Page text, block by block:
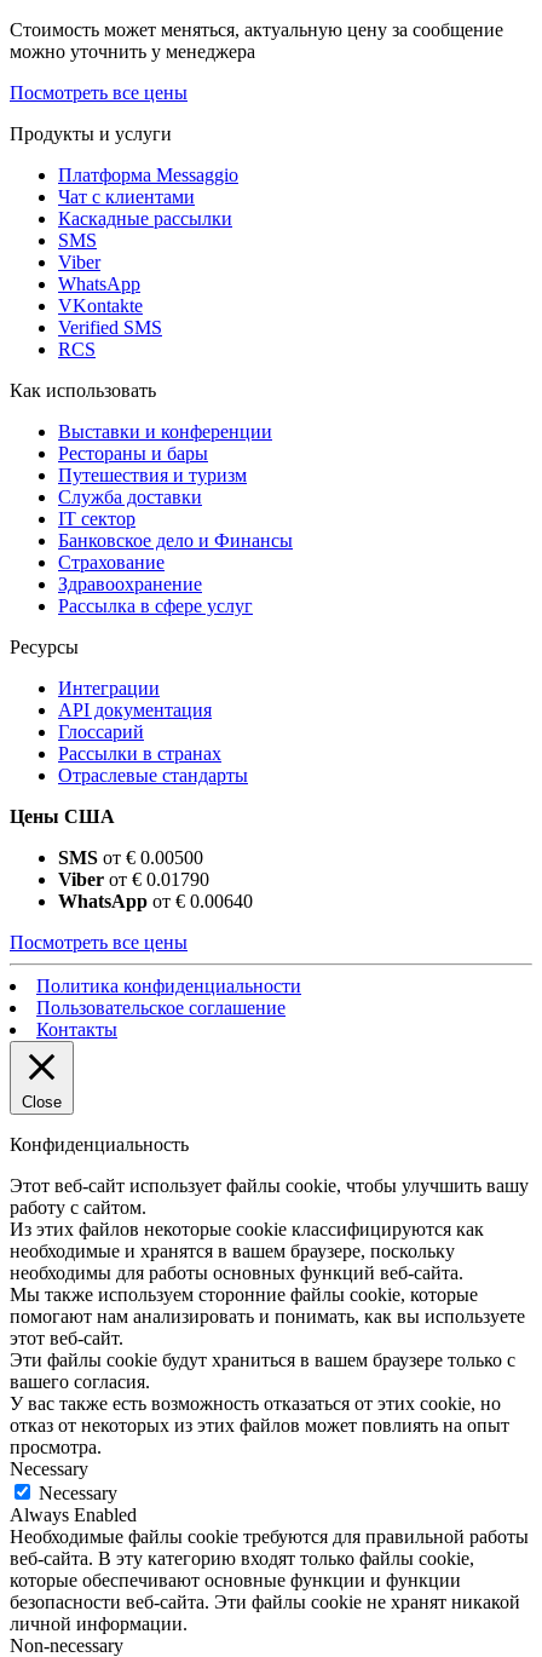
Стоимость может меняться, актуальную цену за сообщение
можно уточнить у менеджера
Посмотреть все цены
Продукты и услуги
Платформа Messaggio
Чат с клиентами
Каскадные рассылки
SMS
Viber
WhatsApp
VKontakte
Verified SMS
RCS
Как использовать
Выставки и конференции
Рестораны и бары
Путешествия и туризм
Служба доставки
IT сектор
Банковское дело и Финансы
Страхование
Здравоохранение
Рассылка в сфере услуг
Ресурсы
Интеграции
API документация
Глоссарий
Рассылки в странах
Отраслевые стандарты
Цены США
SMS от € 0.00500
Viber от € 0.01790
WhatsApp от € 0.00640
Посмотреть все цены
Политика конфиденциальности
Пользовательское соглашение
Контакты
Close
Конфиденциальность
Этот веб-сайт использует файлы cookie, чтобы улучшить вашу
работу с сайтом.
Из этих файлов некоторые cookie классифицируются как
необходимые и хранятся в вашем браузере, поскольку
необходимы для работы основных функций веб-сайта.
Мы также используем сторонние файлы cookie, которые
помогают нам анализировать и понимать, как вы используете
этот веб-сайт.
Эти файлы cookie будут храниться в вашем браузере только с
вашего согласия.
У вас также есть возможность отказаться от этих cookie, но
отказ от некоторых из этих файлов может повлиять на опыт
просмотра.
Necessary
Necessary
Always Enabled
Необходимые файлы cookie требуются для правильной работы
веб-сайта. В эту категорию входят только файлы cookie,
которые обеспечивают основные функции и функции
безопасности веб-сайта. Эти файлы cookie не хранят никакой
личной информации.
Non-necessary